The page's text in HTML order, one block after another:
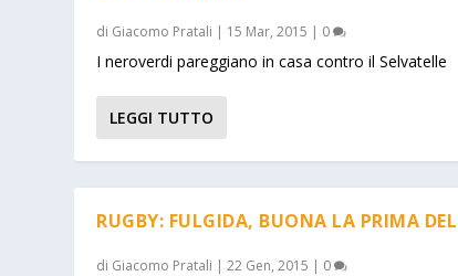
di Giacomo Pratali | 15 Mar, 2015 | 0
I neroverdi pareggiano in casa contro il Selvatelle
LEGGI TUTTO
RUGBY: FULGIDA, BUONA LA PRIMA
di Giacomo Pratali |22 Gen, 2015 | 0